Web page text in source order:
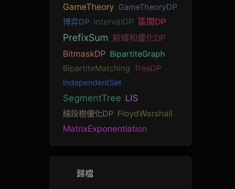
GameTheory GameTheoryDP
博弈DP IntervalDP 區間DP
PrefixSum 前綴和優化DP
BitmaskDP BipartiteGraph
BipartiteMatching TreeDP
IndependentSet
SegmentTree LIS
線段樹優化DP FloydWarshall
MatrixExponentiation
歸檔